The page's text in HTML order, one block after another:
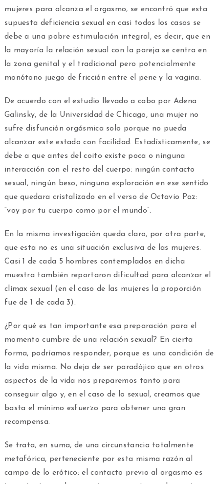
mujeres para alcanza el orgasmo, se encontró que esta
supuesta deficiencia sexual en casi todos los casos se
debe a una pobre estimulación integral, es decir, que en
la mayoría la relación sexual con la pareja se centra en
la zona genital y el tradicional pero potencialmente
monótono juego de fricción entre el pene y la vagina.
De acuerdo con el estudio llevado a cabo por Adena
Galinsky, de la Universidad de Chicago, una mujer no
sufre disfunción orgásmica solo porque no pueda
alcanzar este estado con facilidad. Estadísticamente, se
debe a que antes del coito existe poca o ninguna
interacción con el resto del cuerpo: ningún contacto
sexual, ningún beso, ninguna exploración en ese sentido
que quedara cristalizado en el verso de Octavio Paz:
“voy por tu cuerpo como por el mundo”.
En la misma investigación queda claro, por otra parte,
que esta no es una situación exclusiva de las mujeres.
Casi 1 de cada 5 hombres contemplados en dicha
muestra también reportaron dificultad para alcanzar el
clímax sexual (en el caso de las mujeres la proporción
fue de 1 de cada 3).
¿Por qué es tan importante esa preparación para el
momento cumbre de una relación sexual? En cierta
forma, podríamos responder, porque es una condición de
la vida misma. No deja de ser paradójico que en otros
aspectos de la vida nos preparemos tanto para
conseguir algo y, en el caso de lo sexual, creamos que
basta el mínimo esfuerzo para obtener una gran
recompensa.
Se trata, en suma, de una circunstancia totalmente
metafórica, perteneciente por esta misma razón al
campo de lo erótico: el contacto previo al orgasmo es